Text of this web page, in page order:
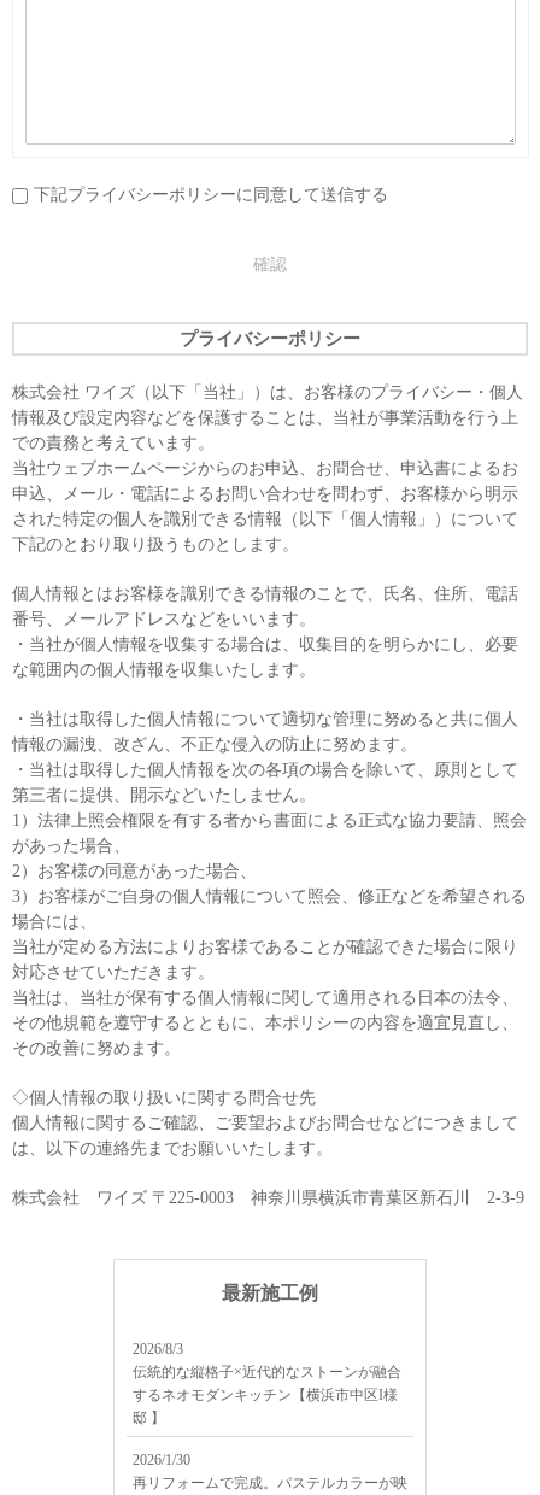
下記プライバシーポリシーに同意して送信する
プライバシーポリシー
株式会社 ワイズ（以下「当社」）は、お客様のプライバシー・個人
情報及び設定内容などを保護することは、当社が事業活動を行う上
での責務と考えています。
当社ウェブホームページからのお申込、お問合せ、申込書によるお
申込、メール・電話によるお問い合わせを問わず、お客様から明示
された特定の個人を識別できる情報（以下「個人情報」）について
下記のとおり取り扱うものとします。
個人情報とはお客様を識別できる情報のことで、氏名、住所、電話
番号、メールアドレスなどをいいます。
・当社が個人情報を収集する場合は、収集目的を明らかにし、必要
な範囲内の個人情報を収集いたします。
・当社は取得した個人情報について適切な管理に努めると共に個人
情報の漏洩、改ざん、不正な侵入の防止に努めます。
・当社は取得した個人情報を次の各項の場合を除いて、原則として
第三者に提供、開示などいたしません。
1）法律上照会権限を有する者から書面による正式な協力要請、照会
があった場合、
2）お客様の同意があった場合、
3）お客様がご自身の個人情報について照会、修正などを希望される
場合には、
当社が定める方法によりお客様であることが確認できた場合に限り
対応させていただきます。
当社は、当社が保有する個人情報に関して適用される日本の法令、
その他規範を遵守するとともに、本ポリシーの内容を適宜見直し、
その改善に努めます。
◇個人情報の取り扱いに関する問合せ先
個人情報に関するご確認、ご要望およびお問合せなどにつきまして
は、以下の連絡先までお願いいたします。
株式会社 ワイズ 〒225-0003 神奈川県横浜市青葉区新石川 2-3-9
最新施工例
2026/8/3
伝統的な縦格子×近代的なストーンが融合
するネオモダンキッチン【横浜市中区I様
邸 】
2026/1/30
再リフォームで完成。パステルカラーが映